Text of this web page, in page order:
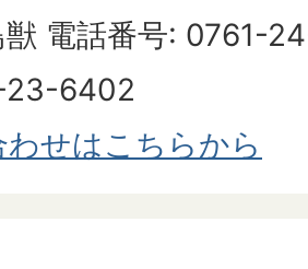
獣 電話番号: 0761-
23-6402
わせはこちらから